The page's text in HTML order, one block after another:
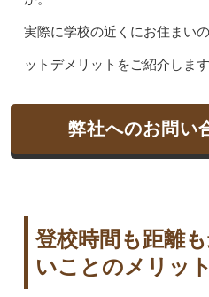
実際に学校の近くにお住まい
ットデメリットをご紹介します
弊社へのお問い
登校時間も距離
いことのメリット